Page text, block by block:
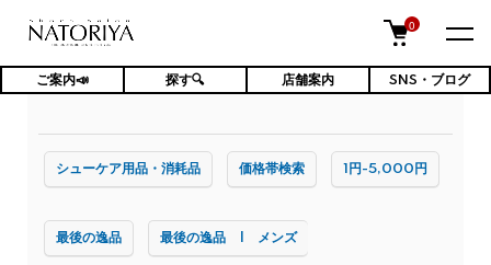
0
ご案内📣 探す🔍 店舗案内 SNS・ブログ
TOP ケア用品・消耗品 シューツリー
シューケア用品・消耗品 価格帯検索 1円-5,000円
最後の逸品 最後の逸品 | メンズ